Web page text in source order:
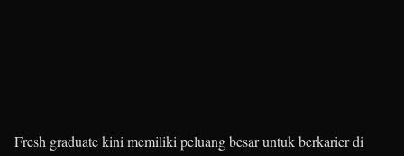
Fresh graduate kini memiliki peluang besar untuk berkarier di